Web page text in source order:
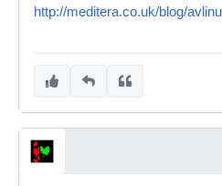
http://meditera.co.uk/blog/